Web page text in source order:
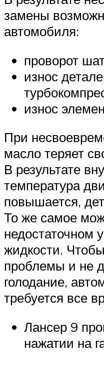
замены
автомобиля:
проворот
износ
износ
При
масло теряет
В результате
температура
повышается,
То же самое
недостаточном
жидкости.
проблемы и не
голодание,
требуется все
Лансер 9
нажатии на